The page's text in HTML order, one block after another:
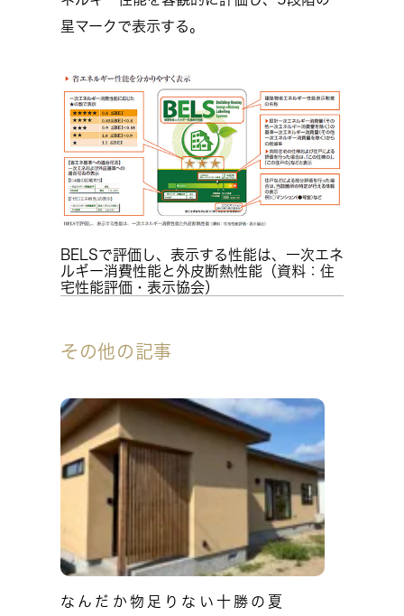
星マークで表示する。
BELSで評価し、表示する性能は、一次エネ
ルギー消費性能と外皮断熱性能（資料：住
宅性能評価・表示協会）
その他の記事
なんだか物足りない十勝の夏